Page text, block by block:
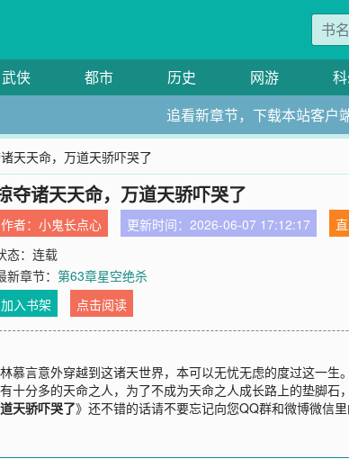
武侠 都市 历史 网游
追看新章节，下载本站客户
天天命，万道天骄吓哭了
夺诸天天命，万道天骄吓哭了
作者：小鬼长点心 更新时间：2026-06-07 17:12:17
态：连载
新章节：第63章星空绝杀
加入书架
点击阅读
慕言意外穿越到这诸天世界，本可以无忧无虑的度过这一
十分多的天命之人，为了不成为天命之人成长路上的垫脚石
天骄吓哭了》还不错的话请不要忘记向您QQ群和微博微信里